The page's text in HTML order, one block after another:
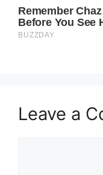
Leave a